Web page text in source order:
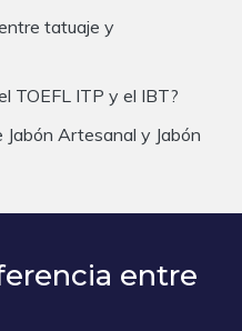
tatuaje y
TOEFL ITP y el IBT?
Artesanal y Jabón
entre